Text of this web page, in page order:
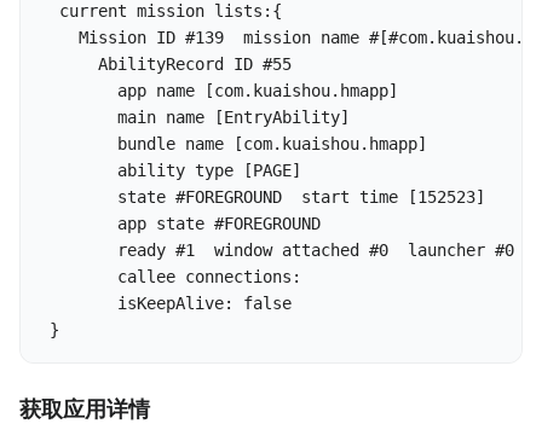
  current mission lists:{
Mission ID #139  mission name
      AbilityRecord ID #55
        app name [com.kuaishou.hmapp]
        main name [EntryAbility]
        bundle name [com.kuaishou.hmapp]
        ability type [PAGE]
        state #FOREGROUND  start time [152523]
        app state #FOREGROUND
        ready #1  window attached #0  launcher #0
        callee connections:
        isKeepAlive: false
}
获取应用详情